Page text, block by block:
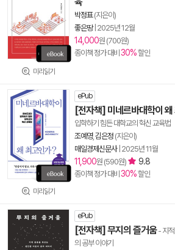
미리읽기
박정표(지은이)
좋은땅| 2025년 12월
14,000원 (700원)
종이책 정가 대비 30%할인
미리읽기
ePub
[전자책] 미네르바대학이
입학하기 힘든 대학교의 혁신 교육법
조예영, 김은정 (지은이)
매일경제신문사| 2025년 11월
11,900원 (590원) 9.8
종이책 정가 대비 30%할인
ePub
[전자책] 무지의 즐거움- 지적
의 공부 이야기